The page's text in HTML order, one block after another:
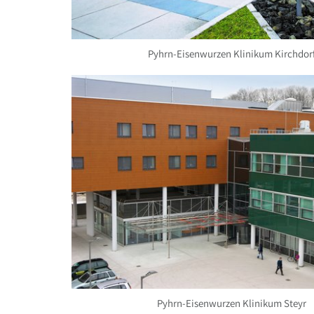
Pyhrn-Eisenwurzen Klinikum
Pyhrn-Eisenwurzen Klinikum Steyr